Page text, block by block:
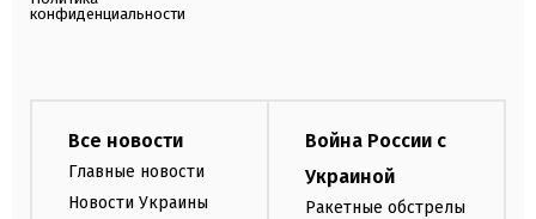
конфиденциальности
Все новости
Главные новости
Новости Украины
Война России с
Украиной
Ракетные обстрелы